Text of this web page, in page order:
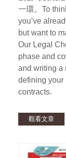
一環。To
you’ve
but want to
Our Legal
phase and
and writing a
defining your
contracts.
觀看文章